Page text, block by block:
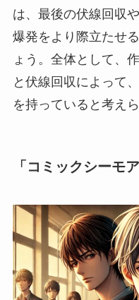
は、最後の伏線回収
爆発をより際立たせ
ょう。全体として、
と伏線回収によって
を持っていると考えら
「コミックシーモ